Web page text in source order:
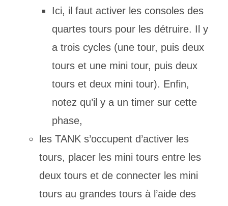
Ici, il faut activer les consoles des
quartes tours pour les détruire. Il y
a trois cycles (une tour, puis deux
tours et une mini tour, puis deux
tours et deux mini tour). Enfin,
notez qu’il y a un timer sur cette
phase,
les TANK s’occupent d’activer les
tours, placer les mini tours entre les
deux tours et de connecter les mini
tours au grandes tours à l’aide des